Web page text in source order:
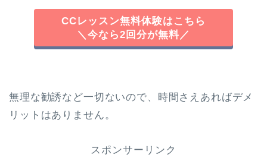
CCレッスン無料体験はこちら
＼今なら2回分が無料／
無理な勧誘など一切ないので、時間さえあればデメ
リットはありません。
スポンサーリンク